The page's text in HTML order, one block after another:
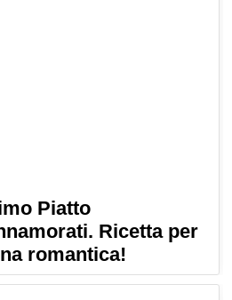
Piatto
Ricetta per
romantica!